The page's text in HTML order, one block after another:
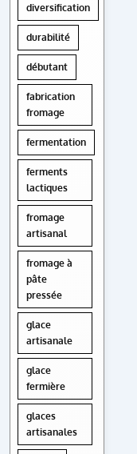
diversification
durabilité
débutant
fabrication
fromage
fermentation
ferments
lactiques
fromage
artisanal
fromage à
pâte
pressée
glace
artisanale
glace
fermière
glaces
artisanales